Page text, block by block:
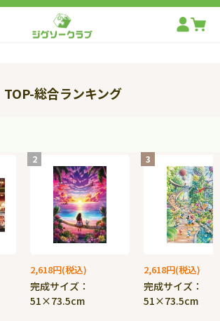
TOP-総合ランキング
2
2,618円
完成サイズ：
51×73.5cm
3
2,618円
完成サイズ：
51×73.5cm